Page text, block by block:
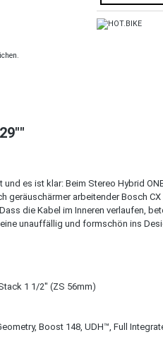
es ist klar: Beim Stereo Hybrid
arbeitender Bosch
die Kabel im Inneren verlaufen,
unauffällig und formschön ins
1 1/2" (ZS 56mm)
Boost 148, UDH™, Full